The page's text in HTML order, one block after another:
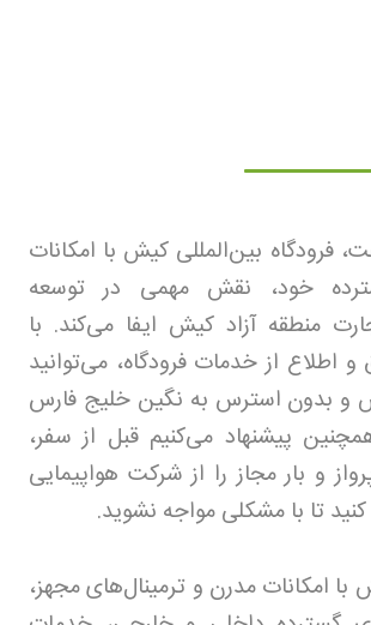
فرودگاه بین‌المللی کیش با امکانات
خود، نقش مهمی در توسعه
منطقه آزاد کیش ایفا می‌کند. با
و اطلاع از خدمات فرودگاه، می‌توانید
بدون استرس به نگین خلیج فارس
پیشنهاد می‌کنیم قبل از سفر،
و بار مجاز را از شرکت هواپیمایی
تا با مشکلی مواجه نشوید.
با امکانات مدرن و ترمینال‌های مجهز،